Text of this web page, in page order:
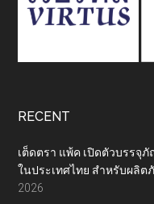
RECENT
เต็ดตรา แพ้ค เปิดตัวบรรจุ
ในประเทศไทย สำหรับผลิ
2026